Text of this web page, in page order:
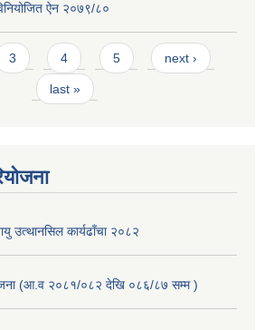
ऐन २०७९/८०
3 4 5 next ›
last »
उत्थानसिल कार्यढाँचा २०८२
(आ.व २०८१/०८२ देखि ०८६/८७ सम्म )